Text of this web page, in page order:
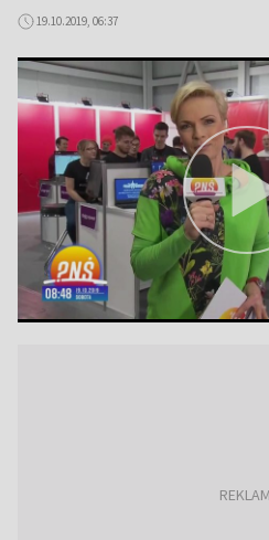
19.10.2019, 06:37